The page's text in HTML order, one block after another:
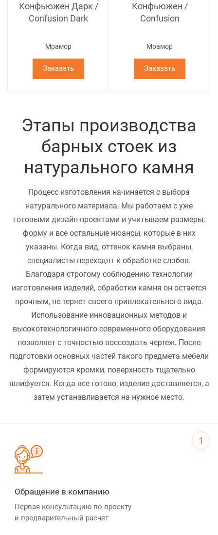
Конфьюжен Дарк /
Confusion Dark
Мрамор
Заказать
Конфьюжен /
Confusion
Мрамор
Заказать
Этапы производства
барных стоек из
натурального камня
Процесс изготовления начинается с выбора
натурального материала. Мы работаем с уже
готовыми дизайн-проектами и учитываем размеры,
форму и все остальные нюансы, которые в них
указаны. Когда вид, оттенок камня выбраны,
специалисты переходят к обработке слэбов.
Благодаря строгому соблюдению технологии
изготовления изделий, обработки камня он остается
прочным, не теряет своего привлекательного вида.
Использование инновационных методов и
высокотехнологичного современного оборудования
позволяет с точностью воссоздать чертеж. После
подготовки основных частей такого предмета мебели
формируются кромки, поверхность тщательно
шлифуется. Когда все готово, изделие доставляется, а
затем устанавливается на нужное место.
1
Обращение в компанию
Первая консультацию по проекту
и предварительный расчет